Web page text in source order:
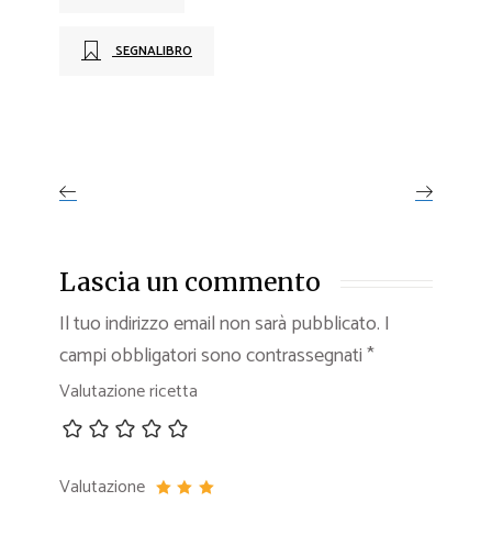
SEGNALIBRO
Lascia un commento
Il tuo indirizzo email non sarà pubblicato. I
campi obbligatori sono contrassegnati*
Valutazione ricetta
Valutazione